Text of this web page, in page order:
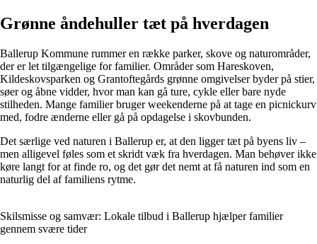
Grønne åndehuller tæt på hverdagen
Ballerup Kommune rummer en række parker, skove og naturområder,
der er let tilgængelige for familier. Områder som Hareskoven,
Kildeskovsparken og Grantoftegårds grønne omgivelser byder på stier,
søer og åbne vidder, hvor man kan gå ture, cykle eller bare nyde
stilheden. Mange familier bruger weekenderne på at tage en picnickurv
med, fodre ænderne eller gå på opdagelse i skovbunden.
Det særlige ved naturen i Ballerup er, at den ligger tæt på byens liv –
men alligevel føles som et skridt væk fra hverdagen. Man behøver ikke
køre langt for at finde ro, og det gør det nemt at få naturen ind som en
naturlig del af familiens rytme.
Skilsmisse og samvær: Lokale tilbud i Ballerup hjælper familier
gennem svære tider